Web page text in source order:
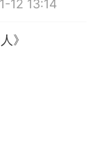
12 13:14
》